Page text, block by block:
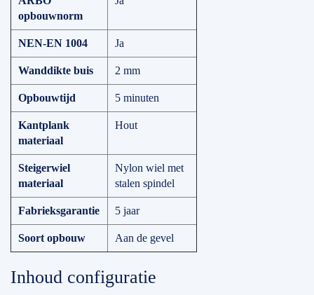
opbouwnorm
NEN-EN 1004 Ja
Wanddikte buis 2 mm
Opbouwtijd 5 minuten
Kantplank
materiaal
Hout
Steigerwiel
materiaal
Nylon wiel met
stalen spindel
Fabrieksgarantie 5 jaar
Soort opbouw Aan de gevel
Inhoud configuratie